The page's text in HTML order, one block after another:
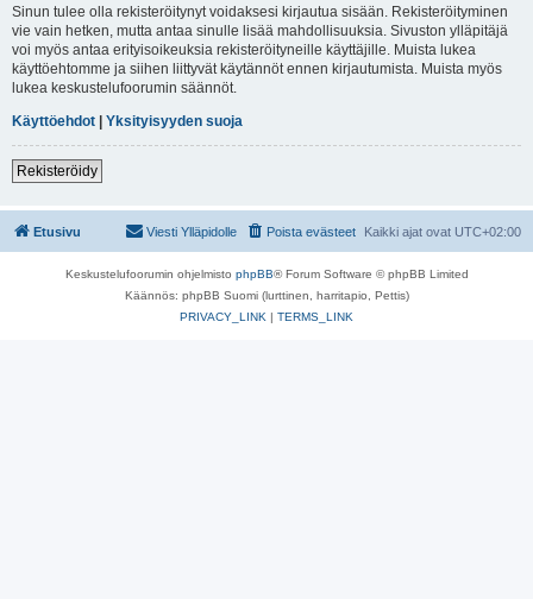
Sinun tulee olla rekisteröitynyt voidaksesi kirjautua sisään. Rekisteröityminen
vie vain hetken, mutta antaa sinulle lisää mahdollisuuksia. Sivuston ylläpitäjä
voi myös antaa erityisoikeuksia rekisteröityneille käyttäjille. Muista lukea
käyttöehtomme ja siihen liittyvät käytännöt ennen kirjautumista. Muista myös
lukea keskustelufoorumin säännöt.
Käyttöehdot | Yksityisyyden suoja
Rekisteröidy
Etusivu Kaikki ajat ovat UTC+02:00
Poista evästeet
Viesti Ylläpidolle
Keskustelufoorumin ohjelmisto phpBB® Forum Software © phpBB Limited
Käännös: phpBB Suomi (lurttinen, harritapio, Pettis)
PRIVACY_LINK | TERMS_LINK